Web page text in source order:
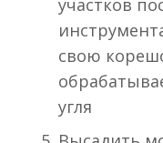
участков
свою
угля